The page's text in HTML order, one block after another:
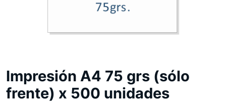
Impresión A4 75 grs (sólo
frente) x 500 unidades